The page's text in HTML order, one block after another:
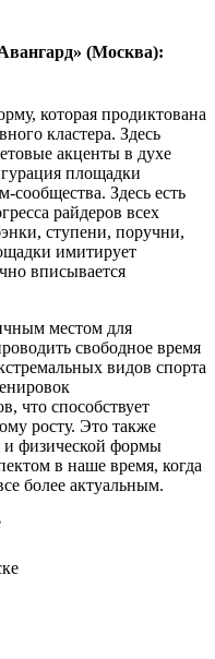
(Москва):
которая продиктована
кластера. Здесь
акценты в духе
площадки
Здесь есть
райдеров всех
ступени, поручни,
имитирует
вписывается
местом для
свободное время
видов спорта
что способствует
росту. Это также
и физической формы
в наше время, когда
более актуальным.